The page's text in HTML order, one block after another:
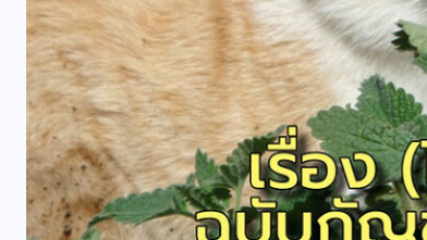
คอลัมน์ประจำ ร้อยพันวิทยา
กินดี (ลำไส้) ก็อยู่ดี ตอนที่ 2
07/08/2026